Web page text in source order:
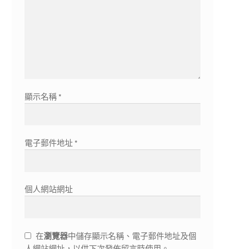
顯示名稱 *
電子郵件地址 *
個人網站網址
在瀏覽器中儲存顯示名稱、電子郵件地址及個